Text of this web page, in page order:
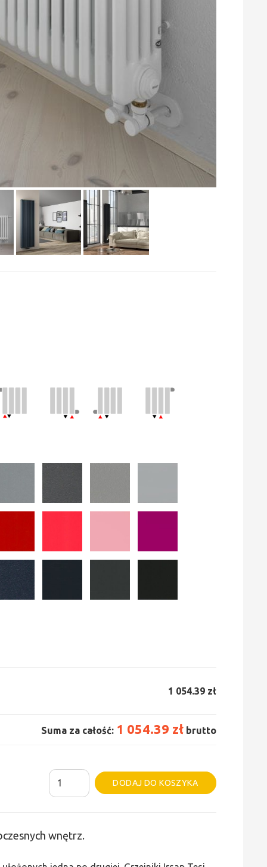
1 054.39 zł
Suma za całość: 1 054.39 zł brutto
ilość
Grzejnik
-
DODAJ DO KOSZYKA
Alternative:
wnętrz.